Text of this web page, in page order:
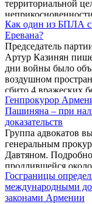
территориальной
безопасности
своей странице в
партии «Одна
Он, в частности,
Как один из БПЛА
Еревана?
Председатель
Артур Казинян
дни войны было
воздушном
сбито 4 вражеских
которых - над
поразившая
из населенных
Еревана.
Генпрокурор
Пашиняна – при
доказательств
Группа адвокатов
генеральным
Давтяном.
продлившейся
журналистам
комиссии
Артур Казинян.
Госграницы
международными
законами Армении